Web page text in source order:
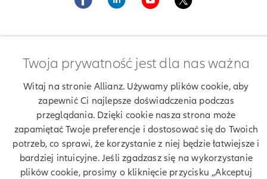
Twoje dane
Znajdź agenta Allianz. Znajdź placówkę Allianz
Ubezpieczenia Allianz Zbigniew Pawlak
Twoja prywatność jest dla nas ważna
Witaj na stronie Allianz. Używamy plików cookie, aby
zapewnić Ci najlepsze doświadczenia podczas
przeglądania. Dzięki cookie nasza strona może
zapamiętać Twoje preferencje i dostosować się do Twoich
potrzeb, co sprawi, że korzystanie z niej będzie łatwiejsze i
bardziej intuicyjne. Jeśli zgadzasz się na wykorzystanie
plików cookie, prosimy o kliknięcie przycisku „Akceptuj